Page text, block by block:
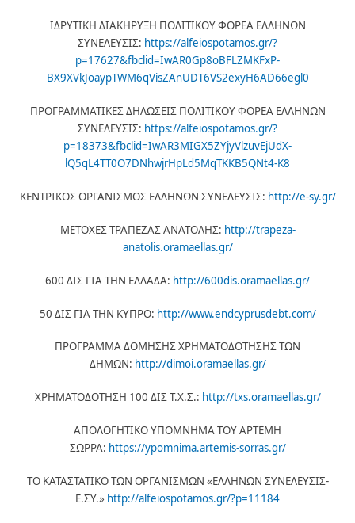
ΙΔΡΥΤΙΚΗ ΔΙΑΚΗΡΥΞΗ ΠΟΛΙΤΙΚΟΥ ΦΟΡΕΑ ΕΛΛΗΝΩΝ
ΣΥΝΕΛΕΥΣΙΣ: https://alfeiospotamos.gr/?
p=17627&fbclid=IwAR0Gp8oBFLZMKFxP-
BX9XVkJoaypTWM6qVisZAnUDT6VS2exyH6AD66egl0
ΠΡΟΓΡΑΜΜΑΤΙΚΕΣ ΔΗΛΩΣΕΙΣ ΠΟΛΙΤΙΚΟΥ ΦΟΡΕΑ ΕΛΛΗΝΩΝ
ΣΥΝΕΛΕΥΣΙΣ: https://alfeiospotamos.gr/?
p=18373&fbclid=IwAR3MIGX5ZYjyVlzuvEjUdX-
lQ5qL4TT0O7DNhwjrHpLd5MqTKKB5QNt4-K8
ΚΕΝΤΡΙΚΟΣ ΟΡΓΑΝΙΣΜΟΣ ΕΛΛΗΝΩΝ ΣΥΝΕΛΕΥΣΙΣ: http://e-sy.gr/
ΜΕΤΟΧΕΣ ΤΡΑΠΕΖΑΣ ΑΝΑΤΟΛΗΣ: http://trapeza-
anatolis.oramaellas.gr/
600 ΔΙΣ ΓΙΑ ΤΗΝ ΕΛΛΑΔΑ: http://600dis.oramaellas.gr/
50 ΔΙΣ ΓΙΑ ΤΗΝ ΚΥΠΡΟ: http://www.endcyprusdebt.com/
ΠΡΟΓΡΑΜΜΑ ΔΟΜΗΣΗΣ ΧΡΗΜΑΤΟΔΟΤΗΣΗΣ ΤΩΝ
ΔΗΜΩΝ: http://dimoi.oramaellas.gr/
ΧΡΗΜΑΤΟΔΟΤΗΣΗ 100 ΔΙΣ Τ.Χ.Σ.: http://txs.oramaellas.gr/
ΑΠΟΛΟΓΗΤΙΚΟ ΥΠΟΜΝΗΜΑ ΤΟΥ ΑΡΤΕΜΗ
ΣΩΡΡΑ: https://ypomnima.artemis-sorras.gr/
ΤΟ ΚΑΤΑΣΤΑΤΙΚΟ ΤΩΝ ΟΡΓΑΝΙΣΜΩΝ «ΕΛΛΗΝΩΝ ΣΥΝΕΛΕΥΣΙΣ-
Ε.ΣΥ.» http://alfeiospotamos.gr/?p=11184